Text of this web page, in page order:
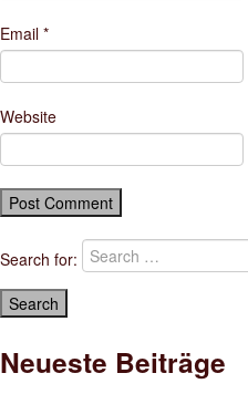
Email *
Website
Search for:
Neueste Beiträge